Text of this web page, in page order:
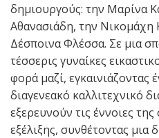
δημιουργούς: την Μαρίνα
Αθανασιάδη, την Νικομάχη
Δέσποινα Φλέσσα. Σε μια
τέσσερις γυναίκες
φορά μαζί, εγκαινιάζοντας
διαγενεακό καλλιτεχνικό
εξερευνούν τις έννοιες της
εξέλιξης, συνθέτοντας μια